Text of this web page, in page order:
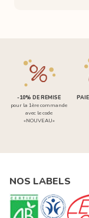
-10% DE REMISE
pour la 1ère commande
avec le code
«NOUVEAU»
NOS LABELS